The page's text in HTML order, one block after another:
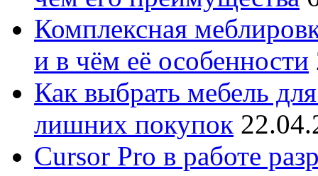
Комплексная
и в чём её особенности
Как выбрать мебель
лишних покупок
Cursor Pro в работе